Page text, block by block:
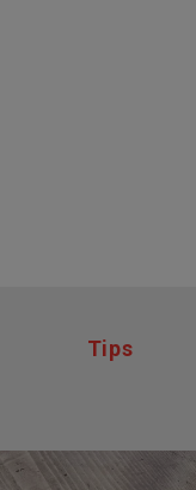
Tips